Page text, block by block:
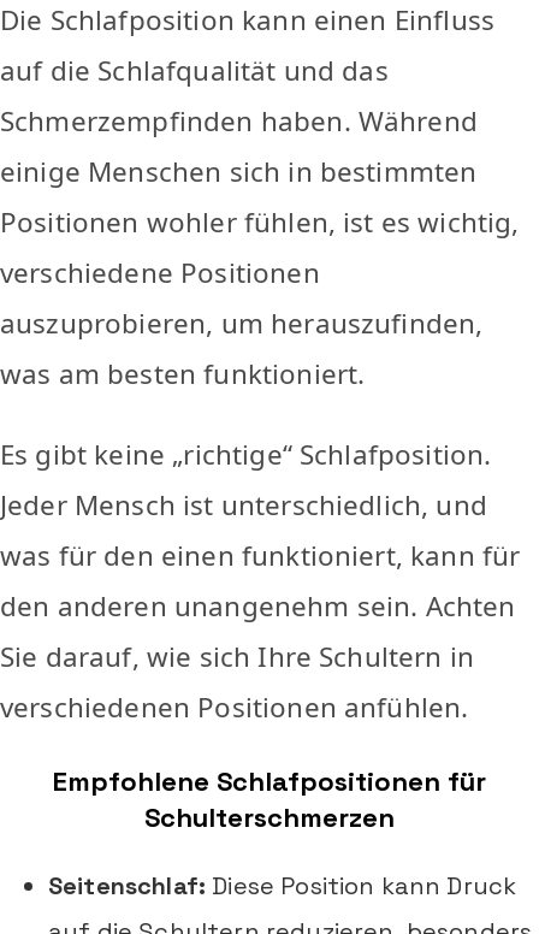
Die Schlafposition kann einen Einfluss
auf die Schlafqualität und das
Schmerzempfinden haben. Während
einige Menschen sich in bestimmten
Positionen wohler fühlen, ist es wichtig,
verschiedene Positionen
auszuprobieren, um herauszufinden,
was am besten funktioniert.
Es gibt keine „richtige“ Schlafposition.
Jeder Mensch ist unterschiedlich, und
was für den einen funktioniert, kann für
den anderen unangenehm sein. Achten
Sie darauf, wie sich Ihre Schultern in
verschiedenen Positionen anfühlen.
Empfohlene Schlafpositionen für
Schulterschmerzen
Seitenschlaf: Diese Position kann Druck